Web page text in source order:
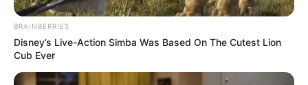
BRAINBERRIES
Disney’s Live-Action Simba Was Based On The Cutest Lion
Cub Ever